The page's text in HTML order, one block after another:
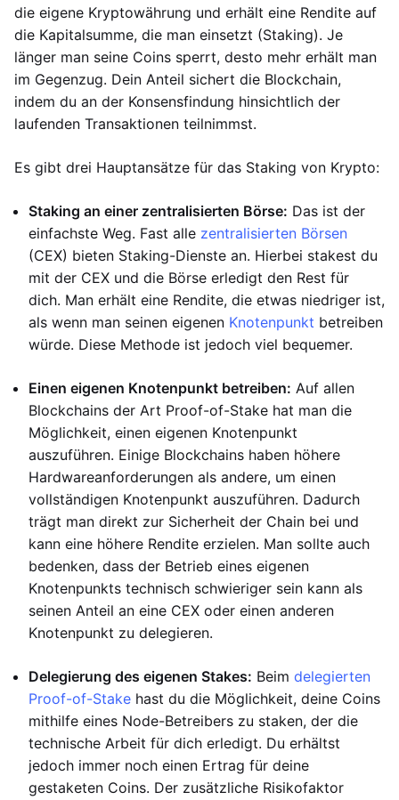
die eigene Kryptowährung und erhält eine Rendite auf
die Kapitalsumme, die man einsetzt (Staking). Je
länger man seine Coins sperrt, desto mehr erhält man
im Gegenzug. Dein Anteil sichert die Blockchain,
indem du an der Konsensfindung hinsichtlich der
laufenden Transaktionen teilnimmst.
Es gibt drei Hauptansätze für das Staking von Krypto:
Staking an einer zentralisierten Börse: Das ist der
einfachste Weg. Fast alle zentralisierten Börsen
(CEX) bieten Staking-Dienste an. Hierbei stakest du
mit der CEX und die Börse erledigt den Rest für
dich. Man erhält eine Rendite, die etwas niedriger ist,
als wenn man seinen eigenen Knotenpunkt betreiben
würde. Diese Methode ist jedoch viel bequemer.
Einen eigenen Knotenpunkt betreiben: Auf allen
Blockchains der Art Proof-of-Stake hat man die
Möglichkeit, einen eigenen Knotenpunkt
auszuführen. Einige Blockchains haben höhere
Hardwareanforderungen als andere, um einen
vollständigen Knotenpunkt auszuführen. Dadurch
trägt man direkt zur Sicherheit der Chain bei und
kann eine höhere Rendite erzielen. Man sollte auch
bedenken, dass der Betrieb eines eigenen
Knotenpunkts technisch schwieriger sein kann als
seinen Anteil an eine CEX oder einen anderen
Knotenpunkt zu delegieren.
Delegierung des eigenen Stakes: Beim delegierten
Proof-of-Stake hast du die Möglichkeit, deine Coins
mithilfe eines Node-Betreibers zu staken, der die
technische Arbeit für dich erledigt. Du erhältst
jedoch immer noch einen Ertrag für deine
gestaketen Coins. Der zusätzliche Risikofaktor